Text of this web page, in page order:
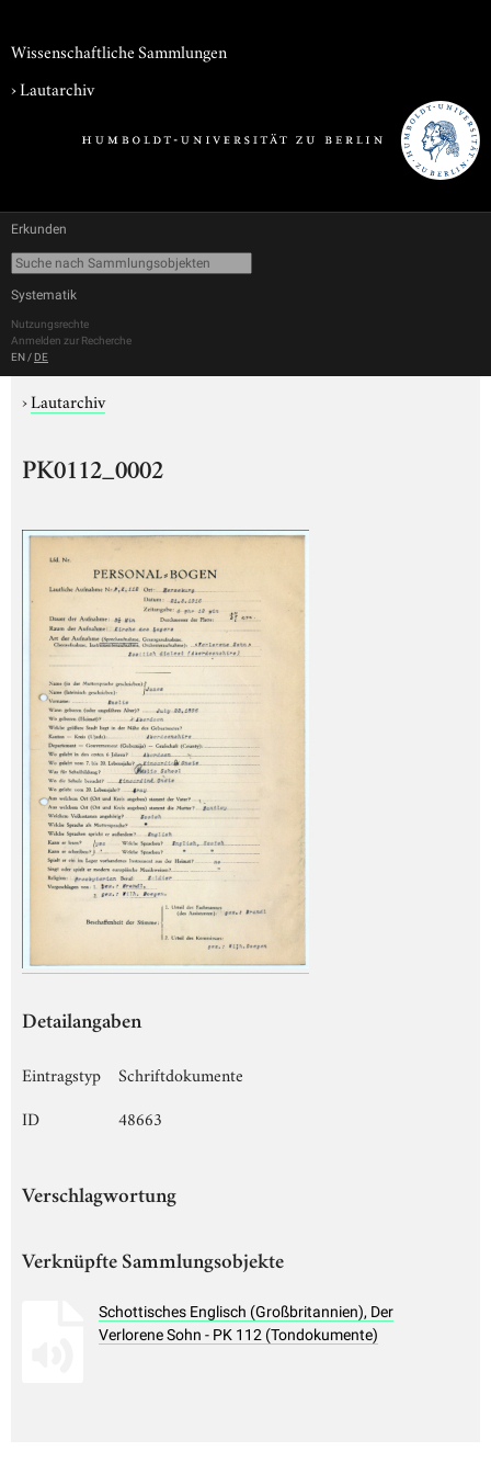
Wissenschaftliche Sammlungen
›Lautarchiv
Erkunden
Systematik
Nutzungsrechte
Anmelden zur Recherche
EN / DE
›Lautarchiv
PK0112_0002
Detailangaben
Eintragstyp
Schriftdokumente
ID
48663
Verschlagwortung
Verknüpfte Sammlungsobjekte
Schottisches Englisch (Großbritannien), Der
Verlorene Sohn - PK 112 (Tondokumente)